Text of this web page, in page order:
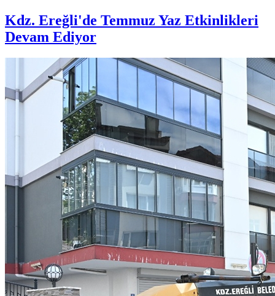
Kdz. Ereğli'de Temmuz Yaz Etkinlikleri
Devam Ediyor